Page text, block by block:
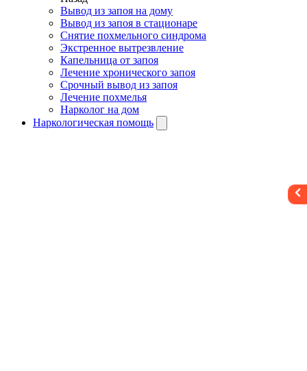
Вывод из запоя на дому
Вывод из запоя в стационаре
Снятие похмельного синдрома
Экстренное вытрезвление
Капельница от запоя
Лечение хронического запоя
Срочный вывод из запоя
Лечение похмелья
Нарколог на дом
Наркологическая помощь